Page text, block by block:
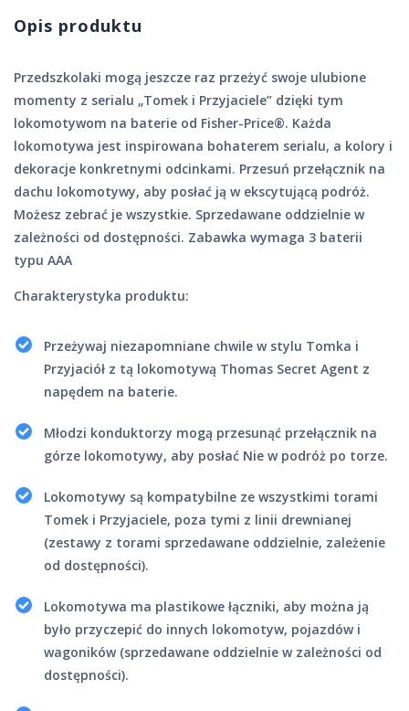
Opis produktu
Przedszkolaki mogą jeszcze raz przeżyć swoje ulubione
momenty z serialu „Tomek i Przyjaciele” dzięki tym
lokomotywom na baterie od Fisher-Price®. Każda
lokomotywa jest inspirowana bohaterem serialu, a kolory i
dekoracje konkretnymi odcinkami. Przesuń przełącznik na
dachu lokomotywy, aby posłać ją w ekscytującą podróż.
Możesz zebrać je wszystkie. Sprzedawane oddzielnie w
zależności od dostępności. Zabawka wymaga 3 baterii
typu AAA
​Charakterystyka produktu:
Przeżywaj niezapomniane chwile w stylu Tomka i
Przyjaciół z tą lokomotywą Thomas Secret Agent z
napędem na baterie.
Młodzi konduktorzy mogą przesunąć przełącznik na
górze lokomotywy, aby posłać Nie w podróż po torze.
Lokomotywy są kompatybilne ze wszystkimi torami
Tomek i Przyjaciele, poza tymi z linii drewnianej
(zestawy z torami sprzedawane oddzielnie, zależenie
od dostępności).
Lokomotywa ma plastikowe łączniki, aby można ją
było przyczepić do innych lokomotyw, pojazdów i
wagoników (sprzedawane oddzielnie w zależności od
dostępności).